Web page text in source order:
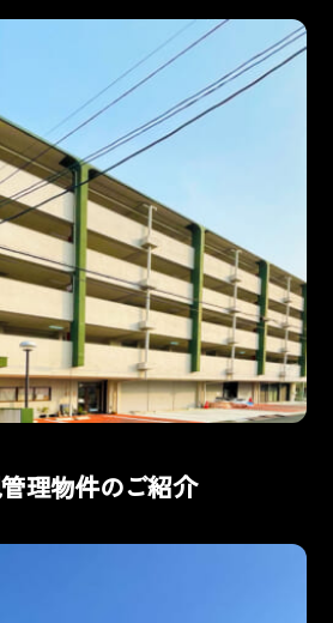
理物件のご紹介